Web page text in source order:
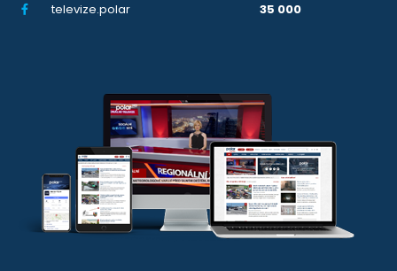
televize.polar
35 000